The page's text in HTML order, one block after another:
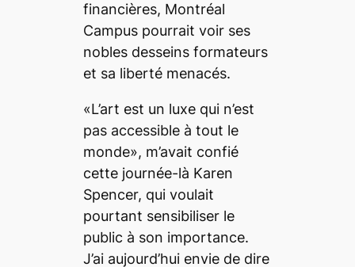
financières, Montréal
Campuspourrait voir ses
nobles desseins formateurs
et sa liberté menacés.
«L’art est un luxe qui n’est
pas accessible à tout le
monde», m’avait confié
cette journée-là Karen
Spencer, qui voulait
pourtant sensibiliser le
public à son importance.
J’ai aujourd’hui envie de dire